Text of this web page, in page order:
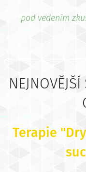
pod vedením
Terapie
s